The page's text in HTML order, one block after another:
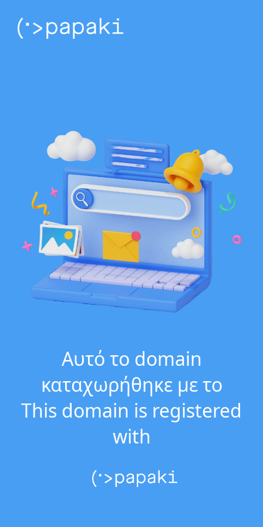
Αυτό το domain
καταχωρήθηκε με το
This domain is registered
with